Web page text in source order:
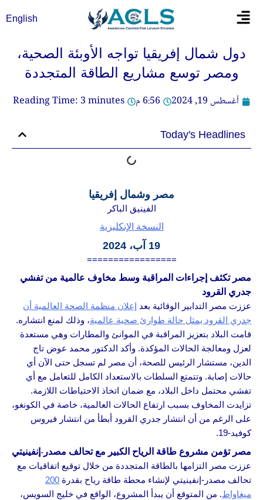
Flyout
English
دول شمال إفريقيا تواجه الأوبئة الصحية،
ومصر توسع مشاريع الطاقة المتجددة
أغسطس 19, 2024
6:56 م Reading Time: 3minutes
Today's Headlines
مصر وشمال إفريقيا
الفينيق الباكر
النسخة الإنكليزية
19 آب، 2024
=================
مصر تكثف إجراءات المراقبة وسط مخاوف عالمية من تفشي
جدري القرود
عززت مصر التدابير الوقائية بعد إعلان منظمة الصحة العالمية أن
جدري القرود يمثل حالة طوارئ صحية عالمية، وذلك لمنع انتشاره.
قامت البلاد بتعزيز المراقبة في الموانئ والمطارات وهي مستعدة
لعزل ومعالجة الحالات المؤكدة. وأكد الدكتور محمد عوض تاج
الدين، مستشار الرئيس للصحة، أن مصر لم تسجل حتى الآن أي
حالات إصابة. وتتمتع السلطات بالاستعداد الكامل للتعامل مع أي
تفشي محتمل داخل البلاد، مع ضمان اتخاذ الاحتياطات اللازمة.
تزايدت المخاوف بسبب ارتفاع الحالات العالمية، خاصة في الكونغو،
على الرغم من أن انتشار جدري القرود أبطأ من انتشار فيروس
كوفيد-19.
مصر تؤمن مشروع طاقة الرياح الكبير مع تحالف مصدر-إنفينيتي
عززت مصر التزامها بالطاقة المتجددة من خلال توقيع اتفاقيات مع
تحالف مصدر-إنفينيتي لإنشاء محطة طاقة رياح بقدرة 200
ميغاواط. من المتوقع أن يبدأ المشروع، الواقع في خليج السويس،